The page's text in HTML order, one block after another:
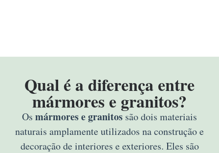
Qual é a diferença entre
mármores e granitos?
Os mármores e granitos são dois materiais
naturais amplamente utilizados na construção e
decoração de interiores e exteriores. Eles são